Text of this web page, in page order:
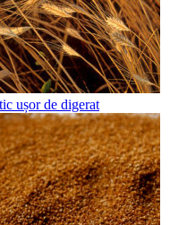
ușor de digerat